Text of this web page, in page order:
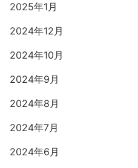
2025年1月
2024年12月
2024年10月
2024年9月
2024年8月
2024年7月
2024年6月